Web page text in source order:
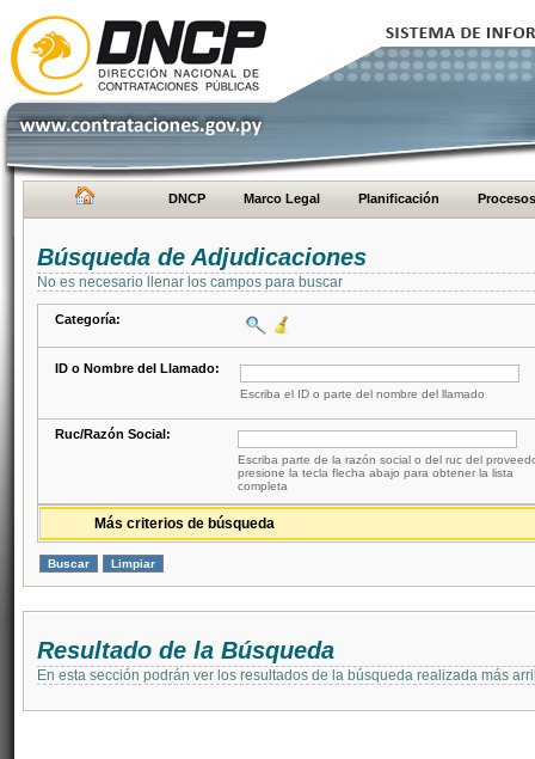
DNCP Marco Legal Planificación Procesos
Búsqueda de Adjudicaciones
No es necesario llenar los campos para buscar
Categoría:
ID o Nombre del Llamado:
Escriba el ID o parte del nombre del llamado
Ruc/Razón Social:
Escriba parte de la razón social o del ruc del
presione la tecla flecha abajo para obtener la lista
completa
Más criterios de búsqueda
Resultado de la Búsqueda
En esta sección podrán ver los resultados de la búsqueda realizada más